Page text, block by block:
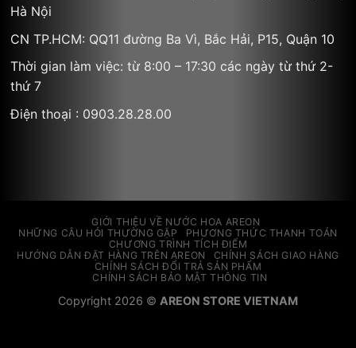
Hà Nội
CN TP.HCM: QQ11 đường Ba Vì, Bắc Hải, P15, Quận 10
Thời gian làm việc: từ 8:00 – 17:30 các ngày từ thứ 2-
thứ 7
Điện thoại : 0903.28.28.00
GIỚI THIỆU VỀ NƯỚC HOA AREON
NHỮNG CÂU HỎI THƯỜNG GẶP
PHƯƠNG THỨC THANH TOÁN
CHƯƠNG TRÌNH TÍCH ĐIỂM
HƯỚNG DẪN ĐẶT HÀNG TRÊN AREON
CHÍNH SÁCH GIAO HÀNG
CHÍNH SÁCH ĐỔI TRẢ SẢN PHẨM
CHÍNH SÁCH BẢO MẬT THÔNG TIN
Copyright 2026 © AREON STORE VIETNAM